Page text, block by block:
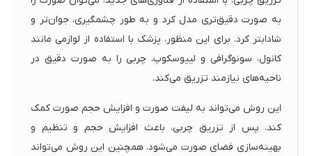
به صورت دقیق‌تری مدل کرد و به طور چشمگیری، جوان‌تر و
شادابتر کرد. برای این منظور، پزشک با استفاده از لوازمی مانند
کانول، سونوگرافی و لیپوسکوپ، چربی را به صورت دقیق در
ناحیه‌های نیازمند تزریق می‌کند.
این روش می‌تواند به لیفت صورت و افزایش حجم صورت کمک
کند. پس از تزریق چربی، باعث افزایش حجم و تنظیم و
بهینه‌سازی فضای صورت می‌شود. همچنین این روش می‌تواند